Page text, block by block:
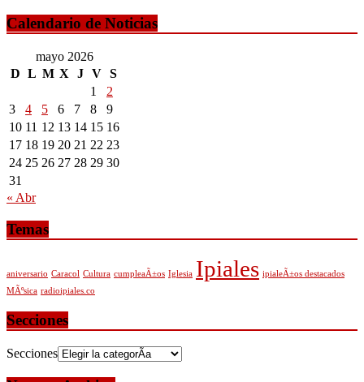
Calendario de Noticias
mayo 2026
D L M X J V S
1
2
3
4 5 6 7 8
9
10 11 12 13 14 15 16
17 18 19 20 21 22 23
24 25 26 27 28 29 30
31
« Abr
Temas
aniversario Caracol Cultura cumpleaÃ±os Iglesia Ipiales ipialeÃ±os destacados
MÃºsica radioipiales.co
Secciones
Secciones